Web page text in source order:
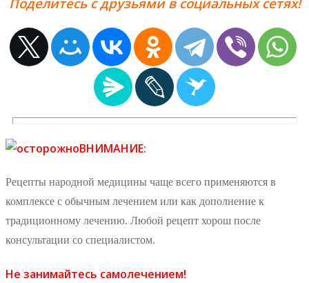
ВНИМАНИЕ:
Рецепты народной медицины чаще всего применяются в
комплексе с обычным лечением или как дополнение к
традиционному лечению. Любой рецепт хорош после
консультации со специалистом.
Не занимайтесь самолечением!